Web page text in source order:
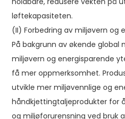
løftekapasiteten.
(II) Forbedring av miljøvern og
På bakgrunn av økende global
miljøvern og energisparende
få mer oppmerksomhet.
utvikle mer miljøvennlige og
håndkjettingtaljeprodukter for
og miljøforurensning ved bruk